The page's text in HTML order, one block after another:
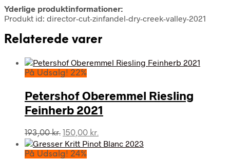
Yderlige produktinformationer:
Produkt id: director-cut-zinfandel-dry-creek-valley-2021
Relaterede varer
På Udsalg! 22%
Petershof Oberemmel Riesling
Feinherb 2021
193,00kr. Den
oprindelige
pris
150,00 kr.
aktuelle
På Udsalg! 24%